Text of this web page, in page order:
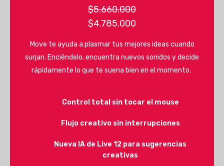
$5.660.000
$4.785.000
Move te ayuda a plasmar tus mejores ideas cuando
surjan. Enciéndelo, encuentra nuevos sonidos y decide
rápidamente lo que te suena bien en el momento.
Control total sin tocar el mouse
Flujo creativo sin interrupciones
Nueva IA de Live 12 para sugerencias
creativas